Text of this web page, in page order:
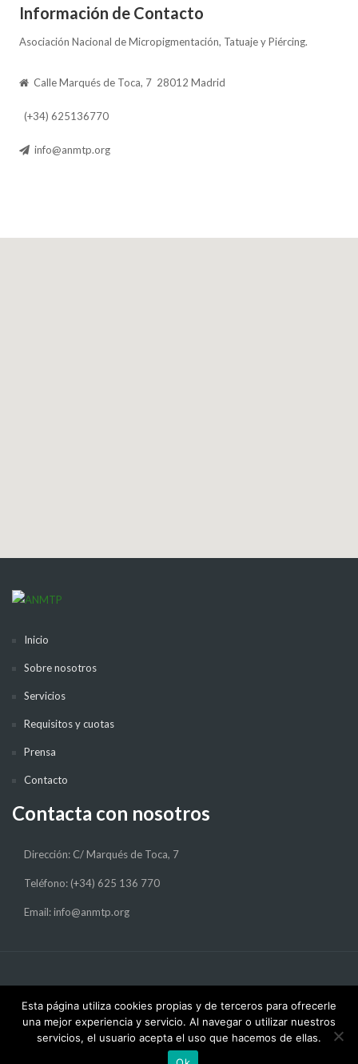
Información de Contacto
Asociación Nacional de Micropigmentación, Tatuaje y Piércing.
Calle Marqués de Toca, 7 28012 Madrid
(+34) 625136770
info@anmtp.org
Inicio
Sobre nosotros
Servicios
Requisitos y cuotas
Prensa
Contacto
Contacta con nosotros
Dirección: C/ Marqués de Toca, 7
Teléfono: (+34) 625 136 770
Email: info@anmtp.org
Esta página utiliza cookies propias y de terceros para ofrecerle
una mejor experiencia y servicio. Al navegar o utilizar nuestros
servicios, el usuario acepta el uso que hacemos de ellas.